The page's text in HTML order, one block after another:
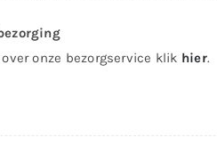
onze bezorgservice klik hier.